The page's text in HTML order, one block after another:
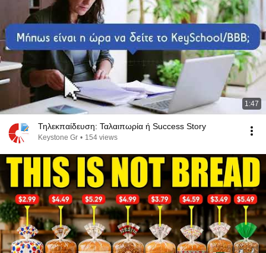
1:47
Τηλεκπαίδευση: Ταλαιπωρία ή Success Story
Keystone Gr • 154 views